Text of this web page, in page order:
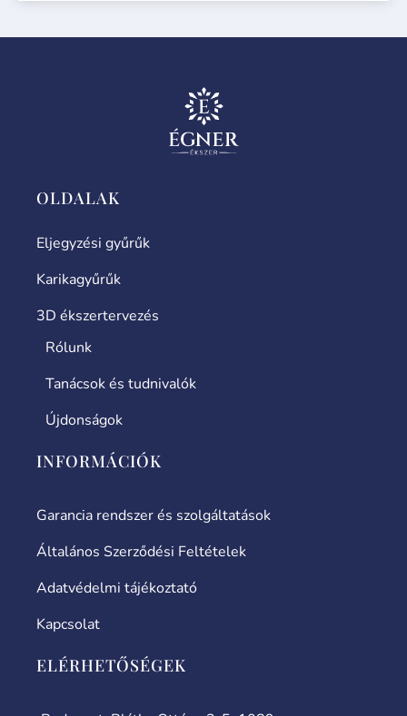
OLDALAK
Eljegyzési gyűrűk
Karikagyűrűk
3D ékszertervezés
Rólunk
Tanácsok és tudnivalók
Újdonságok
INFORMÁCIÓK
Garancia rendszer és szolgáltatások
Általános Szerződési Feltételek
Adatvédelmi tájékoztató
Kapcsolat
ELÉRHETŐSÉGEK